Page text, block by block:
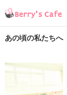
あの頃の私たちへ